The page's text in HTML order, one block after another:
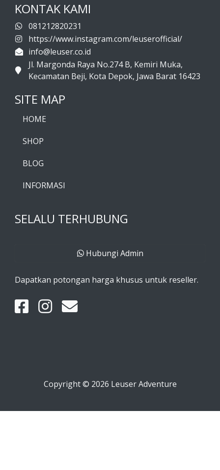
KONTAK KAMI
081212820231
https://www.instagram.com/leuserofficial/
info@leuser.co.id
Jl. Margonda Raya No.274 B, Kemiri Muka,
Kecamatan Beji, Kota Depok, Jawa Barat 16423
SITE MAP
HOME
SHOP
BLOG
INFORMASI
SELALU TERHUBUNG
Hubungi Admin
Dapatkan potongan harga khusus untuk reseller.
Copyright © 2026 Leuser Adventure